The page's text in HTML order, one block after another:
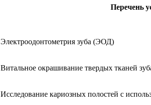
Перечень
Электроодонтометрия зуба (ЭОД)
Витальное окрашивание твердых тканей
Исследование кариозных полостей с